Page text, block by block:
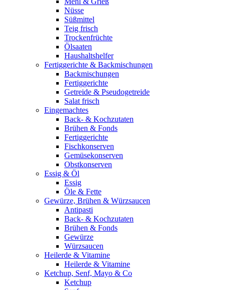
Nüsse
Süßmittel
Teig frisch
Trockenfrüchte
Ölsaaten
Haushaltshelfer
Fertiggerichte & Backmischungen
Backmischungen
Fertiggerichte
Getreide & Pseudogetreide
Salat frisch
Eingemachtes
Back- & Kochzutaten
Brühen & Fonds
Fertiggerichte
Fischkonserven
Gemüsekonserven
Obstkonserven
Essig & Öl
Essig
Öle & Fette
Gewürze, Brühen & Würzsaucen
Antipasti
Back- & Kochzutaten
Brühen & Fonds
Gewürze
Würzsaucen
Heilerde & Vitamine
Heilerde & Vitamine
Ketchup, Senf, Mayo & Co
Ketchup